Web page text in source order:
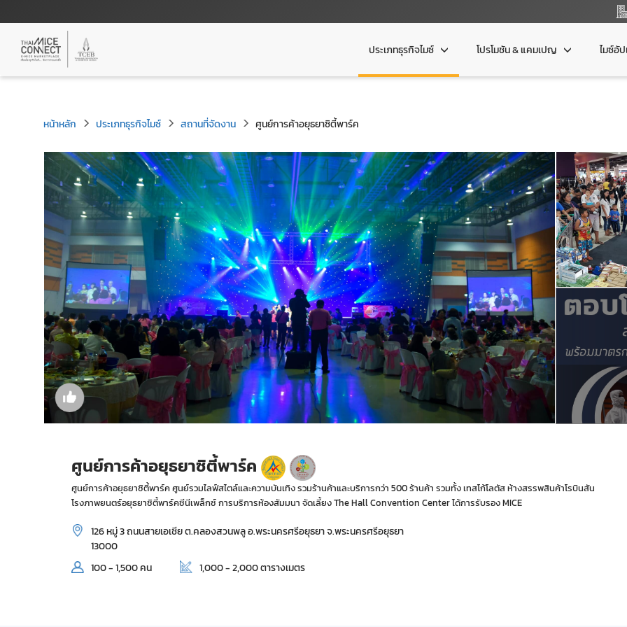
ประเภทธุรกิจไมซ์ โปรโมชัน & แคมเปญ ไมซ์อั
หน้าหลัก ประเภทธุรกิจไมซ์ สถานที่จัดงาน ศูนย์การค้าอยุธยาซิตี้พาร์ค
ศูนย์การค้าอยุธยาซิตี้พาร์ค
ศูนย์การค้าอยุธยาซิตี้พาร์ค ศูนย์รวมไลฟ์สไตล์และความบันเทิง รวมร้านค้าและบริการกว่า 500 ร้านค้า รวมทั้ง เทสโก้โลตัส ห้างสรรพสินค้าโรบินสัน
โรงภาพยนตร์อยุธยาซิตี้พาร์คซีนีเพล็กซ์ การบริการห้องสัมมนา จัดเลี้ยง The Hall Convention Center ได้การรับรอง MICE
126 หมู่ 3 ถนนสายเอเชีย ต.คลองสวนพลู อ.พระนครศรีอยุธยา จ.พระนครศรีอยุธยา
13000
100 - 1,500 คน
1,000 - 2,000 ตารางเมตร